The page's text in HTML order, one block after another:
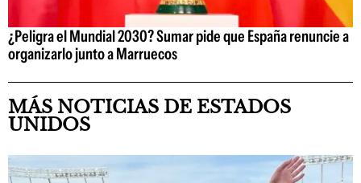
¿Peligra el Mundial 2030? Sumar pide que España renuncie a
organizarlo junto a Marruecos
MÁS NOTICIAS DE ESTADOS
UNIDOS